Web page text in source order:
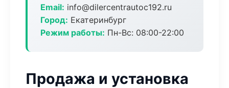
Email: info@dilercentrautoc192.ru
Город: Екатеринбург
Режим работы: Пн-Вс: 08:00-22:00
Продажа и установка